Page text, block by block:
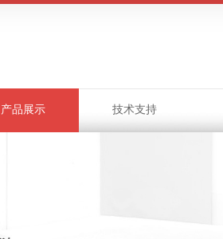
产品展示 技术支持